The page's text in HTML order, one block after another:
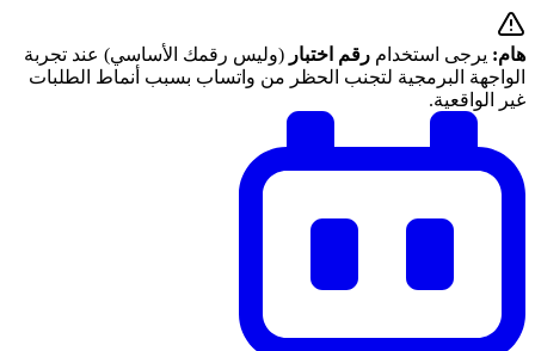
هام: يرجى استخدام رقم اختبار (وليس رقمك الأساسي) عند تجربة
الواجهة البرمجية لتجنب الحظر من واتساب بسبب أنماط الطلبات
غير الواقعية.